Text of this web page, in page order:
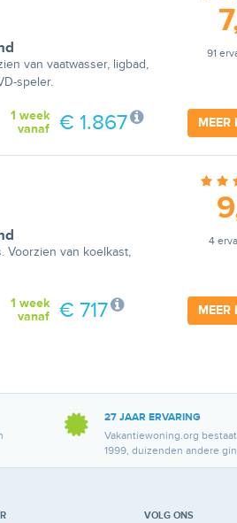
van vaatwasser, ligbad,
speler.
91
MEER
1 week
vanaf
€ 1.867
Voorzien van koelkast,
4
MEER
1 week
vanaf
€ 717
27 JAAR ERVARING
Vakantiewoning.org
1999, duizenden andere
VOLG ONS